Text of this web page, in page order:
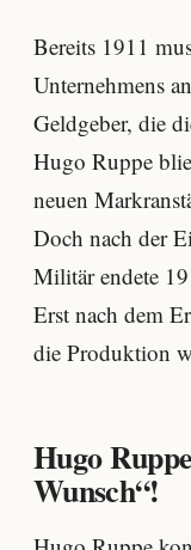
Bereits 1911
Unternehmens
Geldgeber, die
Hugo Ruppe
neuen
Doch nach der
Militär endete
Erst nach dem
die Produktion
Hugo
Wunsch“!